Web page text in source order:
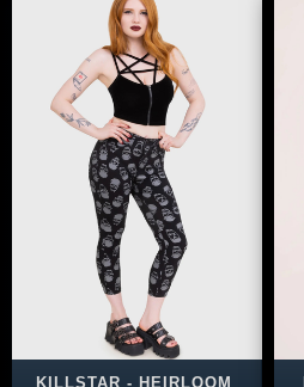
KILLSTAR - HEIRLOOM